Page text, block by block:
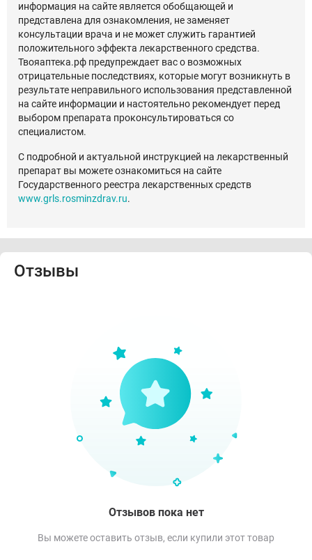
информация на сайте является обобщающей и
представлена для ознакомления, не заменяет
консультации врача и не может служить гарантией
положительного эффекта лекарственного средства.
Твояаптека.рф предупреждает вас о возможных
отрицательные последствиях, которые могут возникнуть в
результате неправильного использования представленной
на сайте информации и настоятельно рекомендует перед
выбором препарата проконсультироваться со
специалистом.
С подробной и актуальной инструкцией на лекарственный
препарат вы можете ознакомиться на сайте
Государственного реестра лекарственных средств
www.grls.rosminzdrav.ru.
Отзывы
Отзывов пока нет
Вы можете оставить отзыв, если купили этот товар